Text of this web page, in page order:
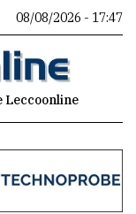
08/08/2026 - 17:47
Leccoonline